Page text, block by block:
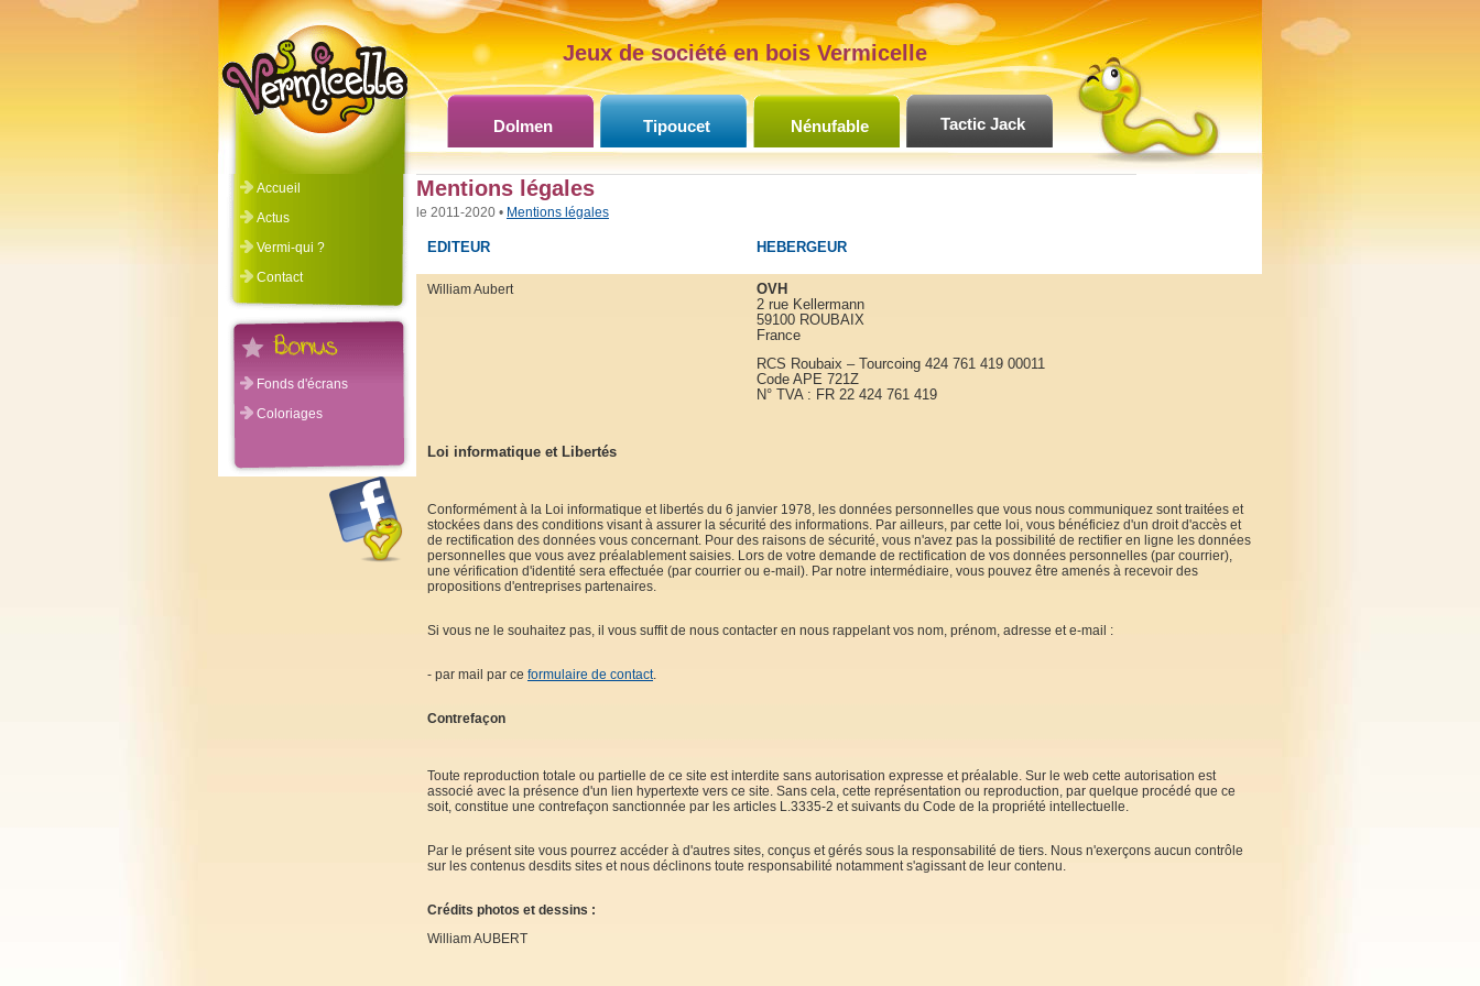
Jeux de société en bois Vermicelle
Dolmen Tipoucet Nénufable Tactic Jack
Mentions légales
EDITEUR HEBERGEUR
William Aubert
OVH
2 rue Kellermann
59100 ROUBAIX
France
RCS Roubaix – Tourcoing 424 761 419 00011
Code APE 721Z
N° TVA : FR 22 424 761 419
Loi informatique et Libertés
Conformément à la Loi informatique et libertés du 6 janvier 1978, les données personnelles que vous nous communiquez sont traitées et
stockées dans des conditions visant à assurer la sécurité des informations. Par ailleurs, par cette loi, vous bénéficiez d'un droit d'accès et
de rectification des données vous concernant. Pour des raisons de sécurité, vous n'avez pas la possibilité de rectifier en ligne les données
personnelles que vous avez préalablement saisies. Lors de votre demande de rectification de vos données personnelles (par courrier),
une vérification d'identité sera effectuée (par courrier ou e-mail). Par notre intermédiaire, vous pouvez être amenés à recevoir des
propositions d'entreprises partenaires.
Si vous ne le souhaitez pas, il vous suffit de nous contacter en nous rappelant vos nom, prénom, adresse et e-mail :
- par mail par ce formulaire de contact.
Contrefaçon
Toute reproduction totale ou partielle de ce site est interdite sans autorisation expresse et préalable. Sur le web cette autorisation est
associé avec la présence d'un lien hypertexte vers ce site. Sans cela, cette représentation ou reproduction, par quelque procédé que ce
soit, constitue une contrefaçon sanctionnée par les articles L.3335-2 et suivants du Code de la propriété intellectuelle.
Par le présent site vous pourrez accéder à d'autres sites, conçus et gérés sous la responsabilité de tiers. Nous n'exerçons aucun contrôle
sur les contenus desdits sites et nous déclinons toute responsabilité notamment s'agissant de leur contenu.
Crédits photos et dessins :
William AUBERT
Accueil
Actus
Vermi-qui ?
Contact
Fonds d'écrans
Coloriages
©Vermicelle 2011-2020 • Mentions légales